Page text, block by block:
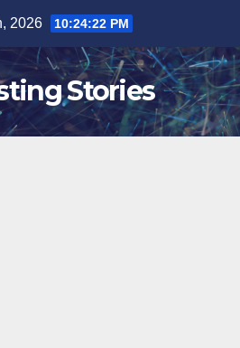
2026 10:24:23 PM
Stories